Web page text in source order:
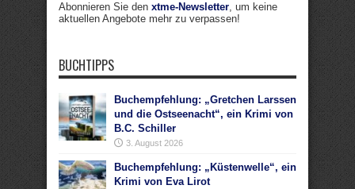
Abonnieren Sie den xtme-Newsletter, um keine
aktuellen Angebote mehr zu verpassen!
BUCHTIPPS
Buchempfehlung: „Gretchen Larssen
und die Ostseenacht“, ein Krimi von
B.C. Schiller
3. August 2026
Buchempfehlung: „Küstenwelle“, ein
Krimi von Eva Lirot